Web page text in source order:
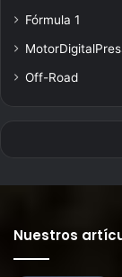
Fórmula 1
Off-Road
Nuestros